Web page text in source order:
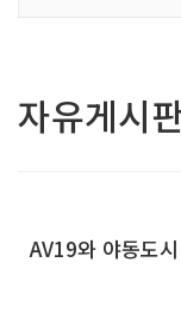
자유게시
AV19와 야동도